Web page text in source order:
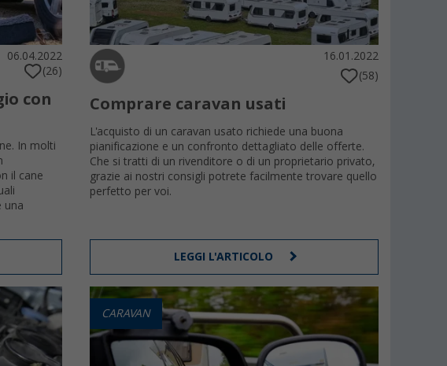
06.04.2022
(26)
con
In molti
il cane
una
16.01.2022
(58)
Comprare caravan usati
L'acquisto di un caravan usato richiede una buona
pianificazione e un confronto dettagliato delle offerte.
Che si tratti di un rivenditore o di un proprietario privato,
grazie ai nostri consigli potrete facilmente trovare quello
perfetto per voi.
LEGGI L'ARTICOLO
CARAVAN